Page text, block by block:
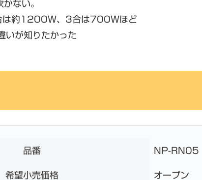
ない。
は約1200W、3合は700Wほど
いが知りたかった
品番 NP-RN05
希望小売価格 オープン